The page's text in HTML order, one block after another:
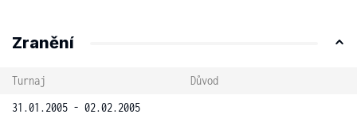
Zranění
Turnaj
Důvod
31.01.2005 - 02.02.2005